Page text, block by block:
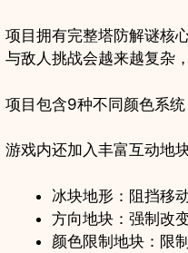
项目拥有完整塔防解谜核
与敌人挑战会越来越复杂
项目包含9种不同颜色系
游戏内还加入丰富互动地
冰块地形：阻挡移
方向地块：强制改
颜色限制地块：限